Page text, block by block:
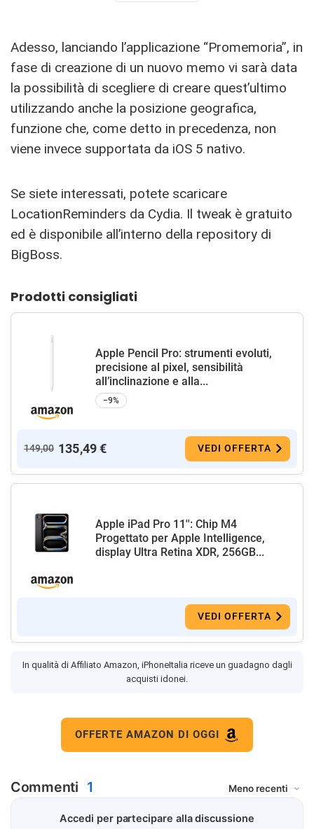
Adesso, lanciando l’applicazione “Promemoria”, in
fase di creazione di un nuovo memo vi sarà data
la possibilità di scegliere di creare quest’ultimo
utilizzando anche la posizione geografica,
funzione che, come detto in precedenza, non
viene invece supportata da iOS 5 nativo.
Se siete interessati, potete scaricare
LocationReminders da Cydia. Il tweak è gratuito
ed è disponibile all’interno della repository di
BigBoss.
Prodotti consigliati
Apple Pencil Pro: strumenti evoluti,
precisione al pixel, sensibilità
all’inclinazione e alla...
−9%
149,00 135,49 € VEDI OFFERTA
Apple iPad Pro 11'': Chip M4
Progettato per Apple Intelligence,
display Ultra Retina XDR, 256GB...
VEDI OFFERTA
In qualità di Affiliato Amazon, iPhoneItalia riceve un guadagno dagli
acquisti idonei.
OFFERTE AMAZON DI OGGI
Commenti 1
Accedi per partecipare alla discussione